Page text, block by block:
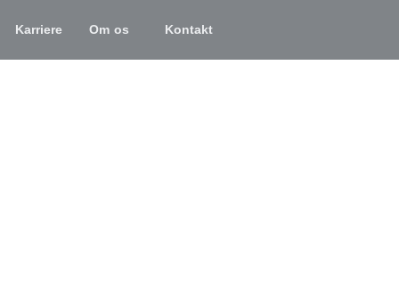
Karriere Om os Kontakt